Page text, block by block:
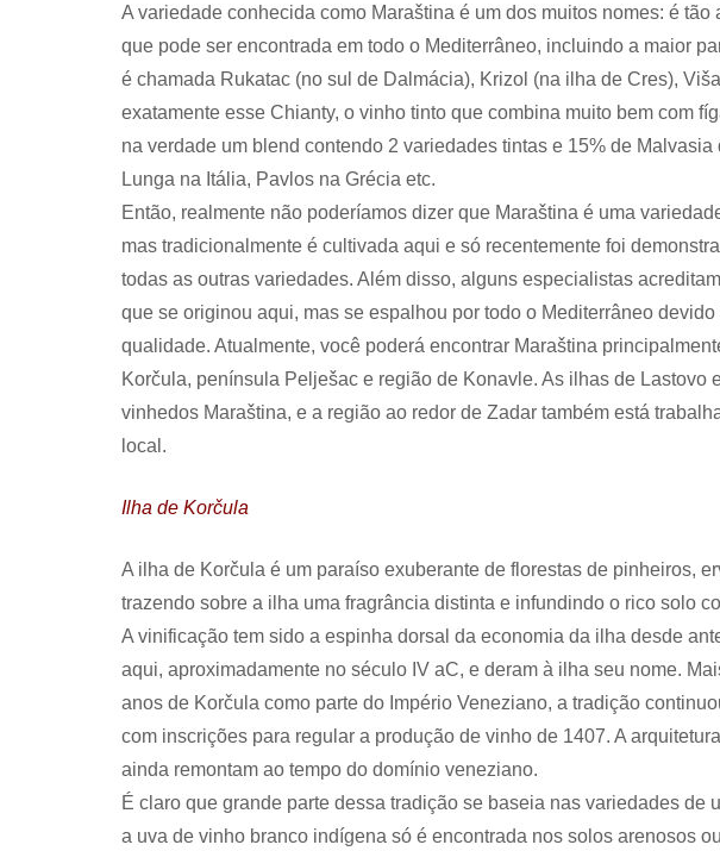
A variedade conhecida como Maraština é um dos muitos nomes: é
que pode ser encontrada em todo o Mediterrâneo, incluindo a maior
é chamada Rukatac (no sul de Dalmácia), Krizol (na ilha de Cres),
exatamente esse Chianty, o vinho tinto que combina muito bem com
na verdade um blend contendo 2 variedades tintas e 15% de
Lunga na Itália, Pavlos na Grécia etc.
Então, realmente não poderíamos dizer que Maraština é uma
mas tradicionalmente é cultivada aqui e só recentemente foi
todas as outras variedades. Além disso, alguns especialistas
que se originou aqui, mas se espalhou por todo o Mediterrâneo
qualidade. Atualmente, você poderá encontrar Maraština
Korčula, península Pelješac e região de Konavle. As ilhas de Lastovo
vinhedos Maraština, e a região ao redor de Zadar também está
local.
Ilha de Korčula
A ilha de Korčula é um paraíso exuberante de florestas de pinheiros,
trazendo sobre a ilha uma fragrância distinta e infundindo o rico solo
A vinificação tem sido a espinha dorsal da economia da ilha desde
aqui, aproximadamente no século IV aC, e deram à ilha seu nome.
anos de Korčula como parte do Império Veneziano, a tradição
com inscrições para regular a produção de vinho de 1407. A
ainda remontam ao tempo do domínio veneziano.
É claro que grande parte dessa tradição se baseia nas variedades de
a uva de vinho branco indígena só é encontrada nos solos arenosos